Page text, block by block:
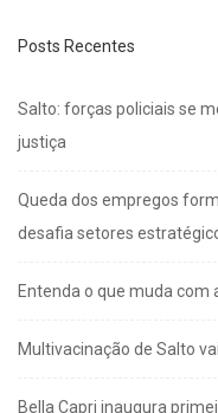
Posts Recentes
Salto: forças policiais se
justiça
Queda dos empregos
desafia setores
Entenda o que muda com
Multivacinação de Salto
Bella Capri inaugura